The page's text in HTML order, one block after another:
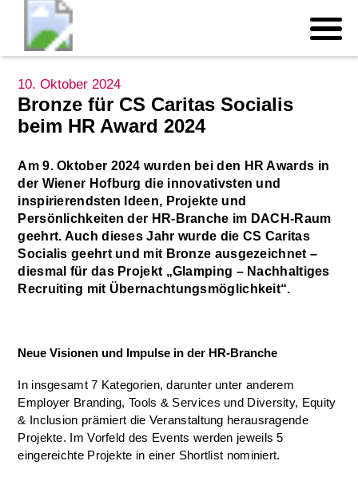
10. Oktober 2024
Bronze für CS Caritas Socialis
beim HR Award 2024
Am 9. Oktober 2024 wurden bei den HR Awards in
der Wiener Hofburg die innovativsten und
inspirierendsten Ideen, Projekte und
Persönlichkeiten der HR-Branche im DACH-Raum
geehrt. Auch dieses Jahr wurde die CS Caritas
Socialis geehrt und mit Bronze ausgezeichnet –
diesmal für das Projekt „Glamping – Nachhaltiges
Recruiting mit Übernachtungsmöglichkeit“.
Neue Visionen und Impulse in der HR-Branche
In insgesamt 7 Kategorien, darunter unter anderem
Employer Branding, Tools & Services und Diversity, Equity
& Inclusion prämiert die Veranstaltung herausragende
Projekte. Im Vorfeld des Events werden jeweils 5
eingereichte Projekte in einer Shortlist nominiert.